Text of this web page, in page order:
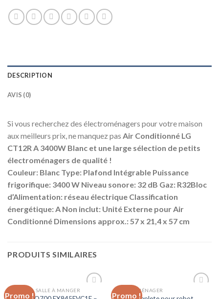
DESCRIPTION
AVIS (0)
Si vous recherchez des électroménagers pour votre maison
aux meilleurs prix, ne manquez pas Air Conditionné LG
CT12R A 3400W Blanc et une large sélection de petits
électroménagers de qualité !
Couleur: Blanc Type: Plafond Intégrable Puissance
frigorifique: 3400 W Niveau sonore: 32 dB Gaz: R32Bloc
d’Alimentation: réseau électrique Classification
énergétique: A Non inclut: Unité Externe pour Air
Conditionné Dimensions approx.: 57 x 21,4 x 57 cm
PRODUITS SIMILAIRES
Promo !
CUISSON & SALLE À MANGER
Promo !
ELECTROMÉNAGER